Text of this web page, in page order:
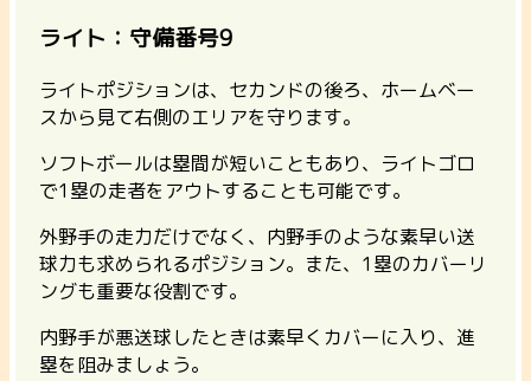
ライト：守備番号9
ライトポジションは、セカンドの後ろ、ホームベー
スから見て右側のエリアを守ります。
ソフトボールは塁間が短いこともあり、ライトゴロ
で1塁の走者をアウトすることも可能です。
外野手の走力だけでなく、内野手のような素早い送
球力も求められるポジション。また、1塁のカバーリ
ングも重要な役割です。
内野手が悪送球したときは素早くカバーに入り、進
塁を阻みましょう。